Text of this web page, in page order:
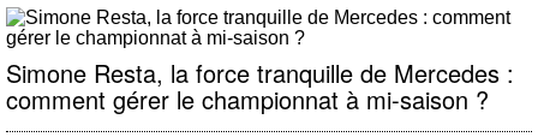
Simone Resta, la force tranquille de Mercedes :
comment gérer le championnat à mi-saison ?